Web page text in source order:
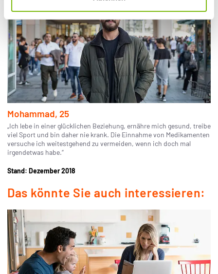
Mohammad, 25
„Ich lebe in einer glücklichen Beziehung, ernähre mich gesund, treibe
viel Sport und bin daher nie krank. Die Einnahme von Medikamenten
versuche ich weitestgehend zu vermeiden, wenn ich doch mal
irgendetwas habe.“
Stand: Dezember 2018
Das könnte Sie auch interessieren: